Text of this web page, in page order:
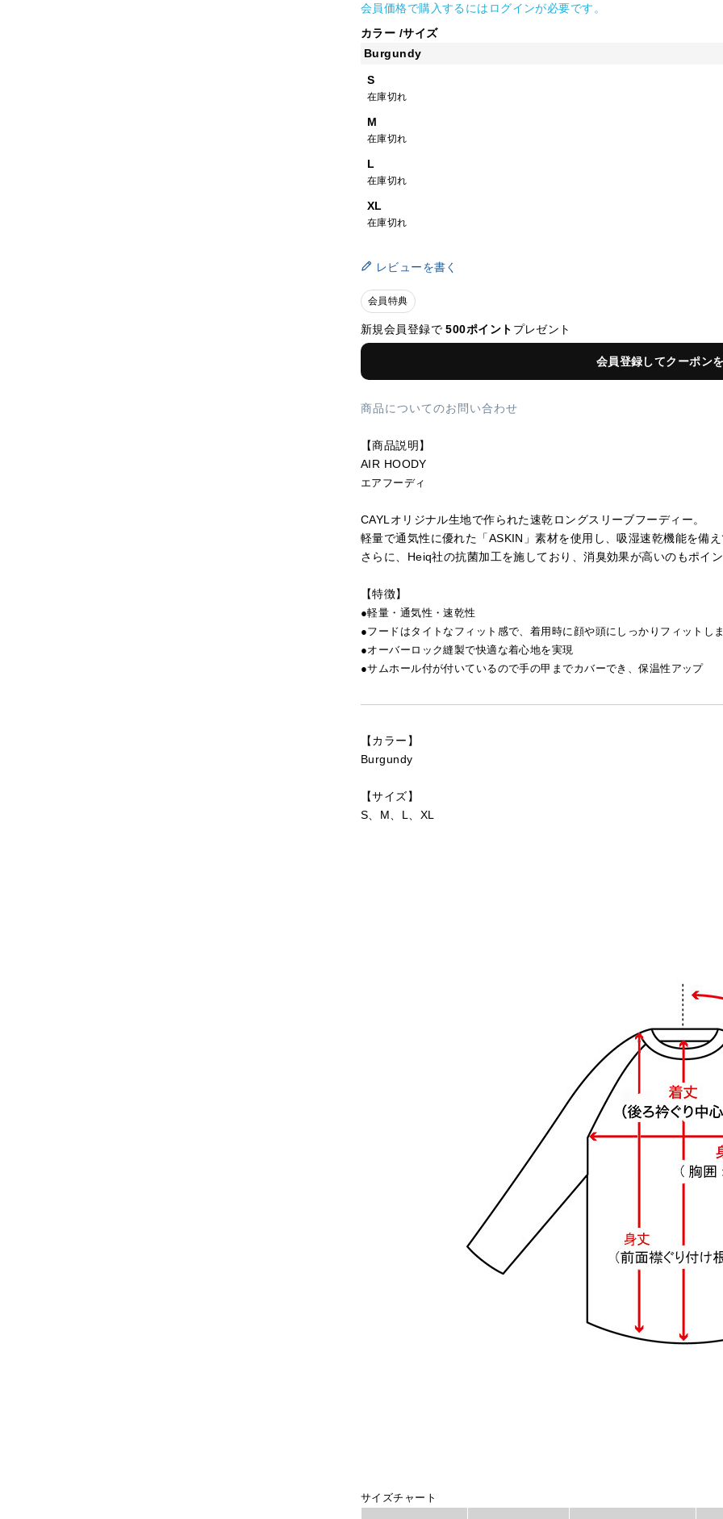
会員価格で購入するにはログインが必要です。
カラー サイズ
Burgundy
S
在庫切れ
M
在庫切れ
L
在庫切れ
XL
在庫切れ
レビューを書く
会員特典
新規会員登録で500ポイント プレゼント
会員登録してクーポン
商品についてのお問い合わせ
【商品説明】
AIR HOODY
エアフーディ
CAYLオリジナル生地で作られた速乾ロングスリーブフーディー。
軽量で通気性に優れた「ASKIN」素材を使用し、吸湿速乾機能を備え
さらに、Heiq社の抗菌加工を施しており、消臭効果が高いのもポイン
【特徴】
●軽量・通気性・速乾性
●フードはタイトなフィット感で、着用時に顔や頭にしっかりフィットし
●オーバーロック縫製で快適な着心地を実現
●サムホール付が付いているので手の甲までカバーでき、保温性アップ
【カラー】
Burgundy
【サイズ】
S、M、L、XL
サイズチャート